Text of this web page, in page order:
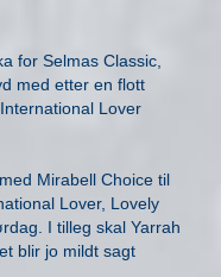
for Selmas Classic,
med etter en flott
Lover
Mirabell Choice til
Lover, Lovely
I tilleg skal Yarrah
blir jo mildt sagt